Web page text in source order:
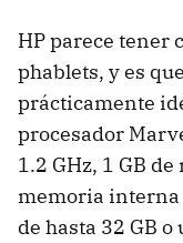
HP parece tener
phablets, y es
prácticamente
procesador
1.2 GHz, 1 GB
memoria
de hasta 32 GB